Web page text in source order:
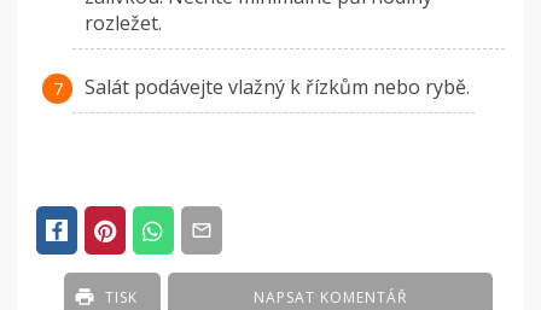
rozležet.
Salát podávejte vlažný k řízkům nebo rybě.
NAPSAT KOMENTÁŘ
TISK